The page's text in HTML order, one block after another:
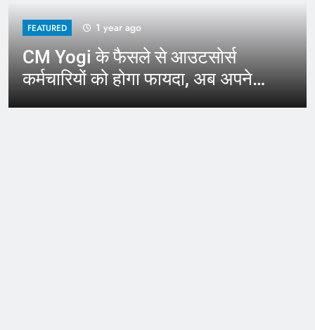
FEATURED 1 year ago
CM Yogi के फैसले से आउटसोर्स
कर्मचारियों को होगा फायदा, अब अपने
जिले में कर सकेंगे काम